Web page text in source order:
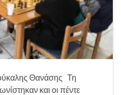
Θανάσης Τη
και οι πέντε